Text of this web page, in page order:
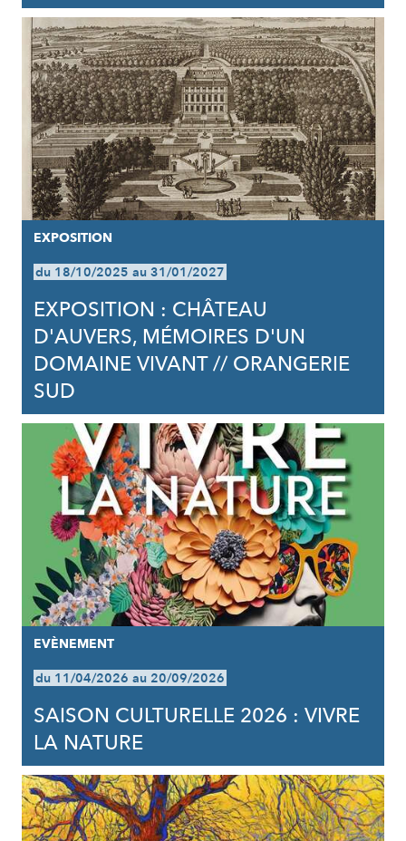
EXPOSITION
du 18/10/2025 au 31/01/2027
EXPOSITION : CHÂTEAU
D'AUVERS, MÉMOIRES D'UN
DOMAINE VIVANT // ORANGERIE
SUD
EVÈNEMENT
du 11/04/2026 au 20/09/2026
SAISON CULTURELLE 2026 : VIVRE
LA NATURE